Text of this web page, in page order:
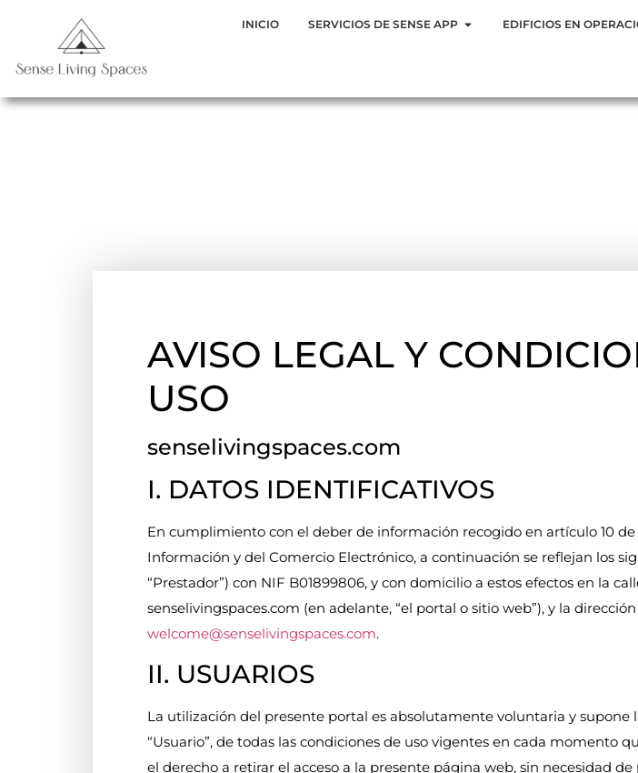
INICIO SERVICIOS DE SENSE APP EDIFICIOS EN
AVISO LEGAL Y
USO
senselivingspaces.com
I. DATOS IDENTIFICATIVOS
En cumplimiento con el deber de información recogido en artículo 10 de
Información y del Comercio Electrónico, a continuación se reflejan los
“Prestador”) con NIF B01899806, y con domicilio a estos efectos en la
senselivingspaces.com (en adelante, “el portal o sitio web”), y la
welcome@senselivingspaces.com.
II. USUARIOS
La utilización del presente portal es absolutamente voluntaria y
“Usuario”, de todas las condiciones de uso vigentes en cada momento
el derecho a retirar el acceso a la presente página web, sin necesidad